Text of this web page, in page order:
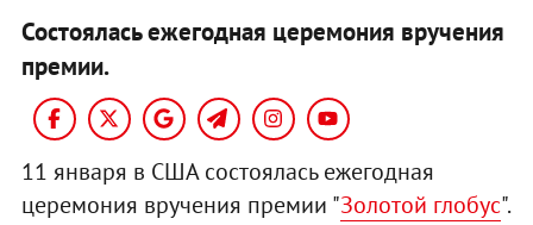
Состоялась ежегодная церемония вручения
премии.
11 января в США состоялась ежегодная
церемония вручения премии "Золотой глобус".